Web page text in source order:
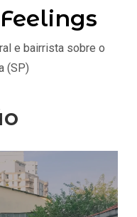
e bairrista sobre o
(SP)